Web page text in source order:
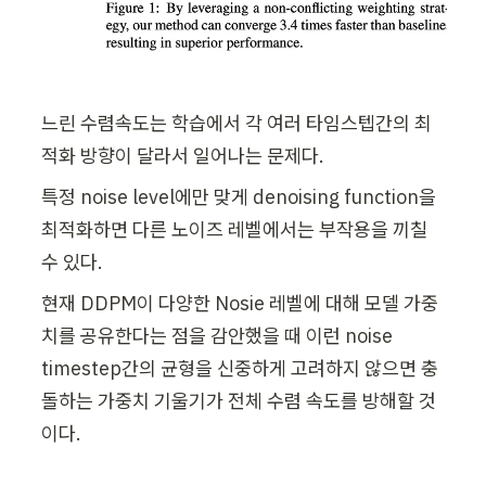
느린 수렴속도는 학습에서 각 여러 타임스텝간의 최
적화 방향이 달라서 일어나는 문제다.
특정 noise level에만 맞게 denoising function을
최적화하면 다른 노이즈 레벨에서는 부작용을 끼칠
수 있다.
현재 DDPM이 다양한 Nosie 레벨에 대해 모델 가중
치를 공유한다는 점을 감안했을 때 이런 noise
timestep간의 균형을 신중하게 고려하지 않으면 충
돌하는 가중치 기울기가 전체 수렴 속도를 방해할 것
이다.